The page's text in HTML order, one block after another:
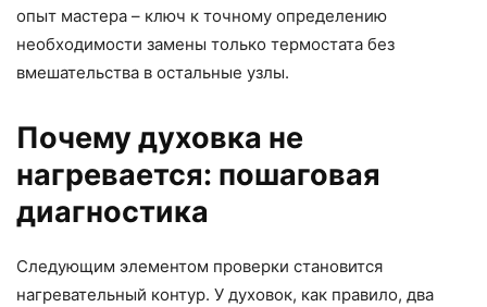
опыт мастера – ключ к точному определению
необходимости замены только термостата без
вмешательства в остальные узлы.
Почему духовка не
нагревается: пошаговая
диагностика
Следующим элементом проверки становится
нагревательный контур. У духовок, как правило, два